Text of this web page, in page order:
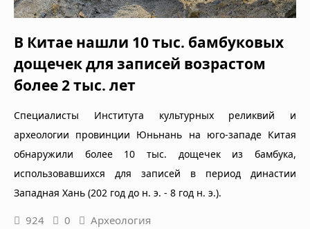
В Китае нашли 10 тыс. бамбуковых
дощечек для записей возрастом
более 2 тыс. лет
Специалисты Института культурных реликвий и
археологии провинции Юньнань на юго-западе Китая
обнаружили более 10 тыс. дощечек из бамбука,
использовавшихся для записей в период династии
Западная Хань (202 год до н. э. - 8 год н. э.).
924 0 Археология